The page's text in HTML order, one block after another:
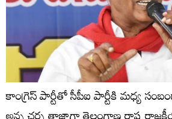
కాంగ్రెస్ పార్టీతో సీపీఐ పార్టీకి మధ్య